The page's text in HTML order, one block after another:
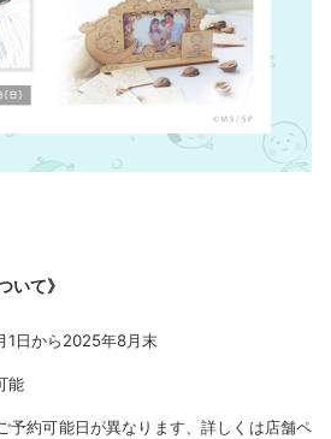
いて》
1日から2025年8月末
能
予約可能日が異なります、詳しくは店舗ペ